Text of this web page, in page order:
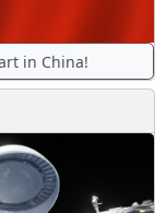
in China!